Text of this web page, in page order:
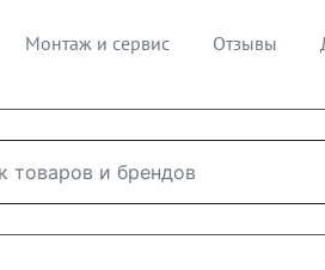
Монтаж и сервис Отзывы